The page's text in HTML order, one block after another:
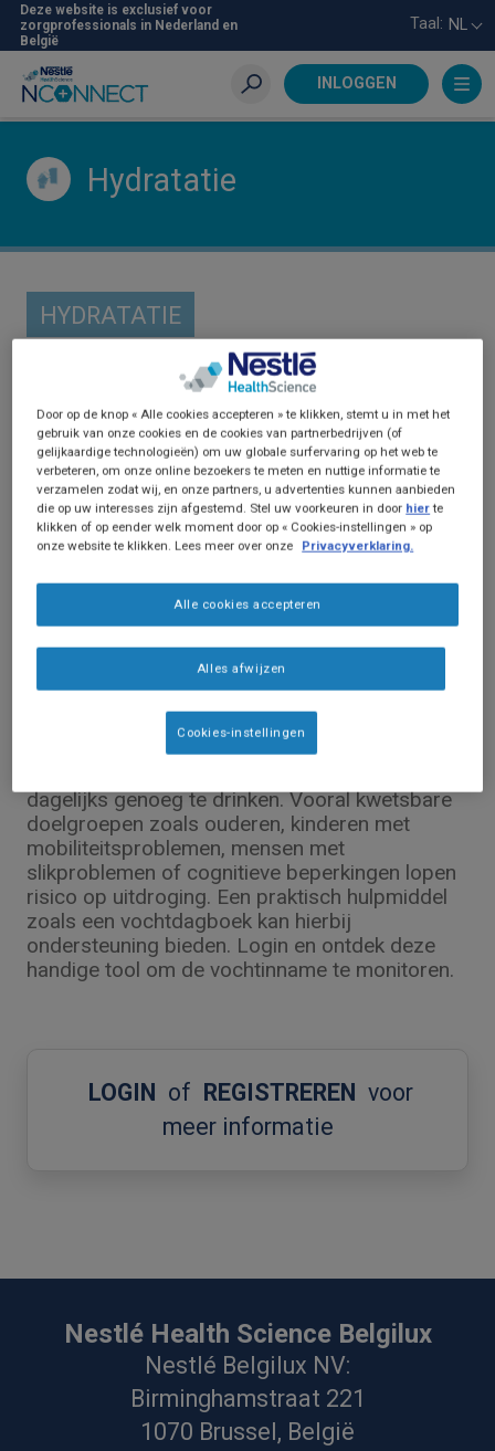
Skip
main
content
Deze website is exclusief voor
zorgprofessionals in Nederland en
België
Taal: NL
INLOGGEN
Zoeken
Hydratatie
HYDRATATIE
Vochtinname monitoren met
Voldoende vochtinname is essentieel voor een
goede lichamelijke en cognitieve werking. Toch
dagelijks genoeg te drinken. Vooral kwetsbare
doelgroepen zoals ouderen, kinderen met
mobiliteitsproblemen, mensen met
slikproblemen of cognitieve beperkingen lopen
risico op uitdroging. Een praktisch hulpmiddel
zoals een vochtdagboek kan hierbij
ondersteuning bieden. Login en ontdek deze
handige tool om de vochtinname te monitoren.
LOGIN of REGISTREREN voor
meer informatie
Nestlé Health Science Belgilux
Nestlé Belgilux NV:
Birminghamstraat 221
1070 Brussel, België
Door op de knop « Alle cookies accepteren » te klikken, stemt u in met het
gebruik van onze cookies en de cookies van partnerbedrijven (of
gelijkaardige technologieën) om uw globale surfervaring op het web te
verbeteren, om onze online bezoekers te meten en nuttige informatie te
verzamelen zodat wij, en onze partners, u advertenties kunnen aanbieden
die op uw interesses zijn afgestemd. Stel uw voorkeuren in door hierte
klikken of op eender welk moment door op « Cookies-instellingen » op
onze website te klikken. Lees meer over onze
Privacyverklaring.
Alles afwijzen
Alle cookies accepteren
Cookies-instellingen